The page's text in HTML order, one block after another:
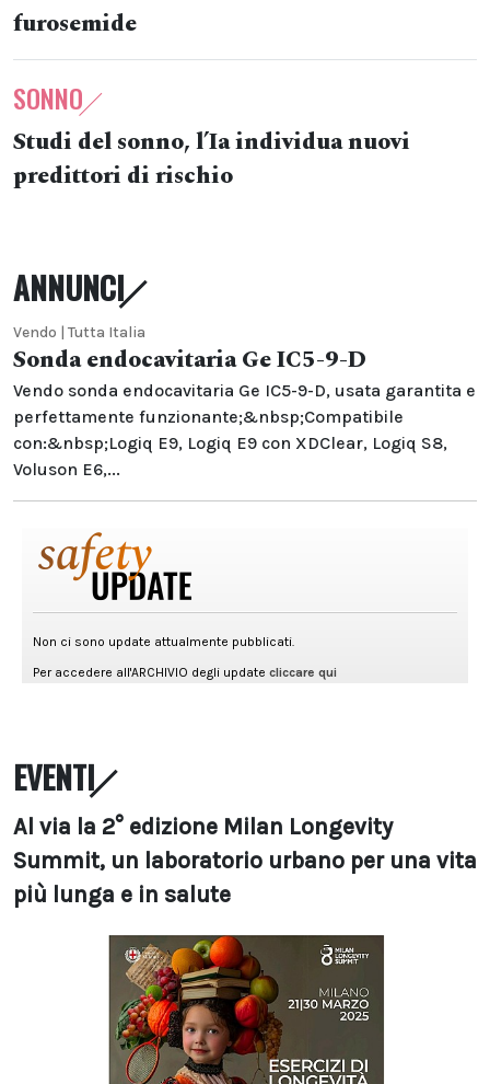
furosemide
SONNO
Studi del sonno, l’Ia individua nuovi
predittori di rischio
ANNUNCI
Vendo | Tutta Italia
Sonda endocavitaria Ge IC5-9-D
Vendo sonda endocavitaria Ge IC5-9-D, usata garantita e
perfettamente funzionante;&nbsp;Compatibile
con:&nbsp;Logiq E9, Logiq E9 con XDClear, Logiq S8,
Voluson E6,...
EVENTI
Al via la 2° edizione Milan Longevity
Summit, un laboratorio urbano per una vita
più lunga e in salute